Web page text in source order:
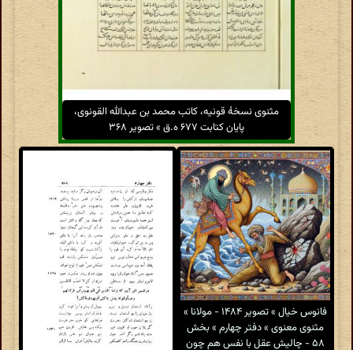
مثنوی نسخهٔ قونیه، کاتب محمد بن عبدالله القونوی،
پایان کتابت ۶۷۷ ه.ق » تصویر ۳۶۸
فانوس خیال » تصویر ۱۴۸۴ - مولانا »
مثنوی معنوی » دفتر چهارم » بخش
۵۸ - چالیش عقل با نفس هم چون